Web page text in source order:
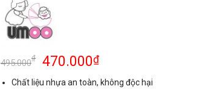
495.000₫ 470.000₫
Chất liệu nhựa an toàn, không độc hại